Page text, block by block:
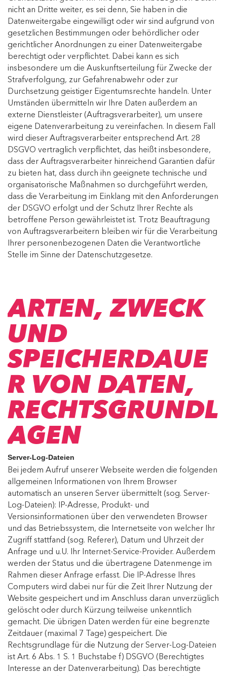
nicht an Dritte weiter, es sei denn, Sie haben in die
Datenweitergabe eingewilligt oder wir sind aufgrund von
gesetzlichen Bestimmungen oder behördlicher oder
gerichtlicher Anordnungen zu einer Datenweitergabe
berechtigt oder verpflichtet. Dabei kann es sich
insbesondere um die Auskunftserteilung für Zwecke der
Strafverfolgung, zur Gefahrenabwehr oder zur
Durchsetzung geistiger Eigentumsrechte handeln. Unter
Umständen übermitteln wir Ihre Daten außerdem an
externe Dienstleister (Auftragsverarbeiter), um unsere
eigene Datenverarbeitung zu vereinfachen. In diesem Fall
wird dieser Auftragsverarbeiter entsprechend Art. 28
DSGVO vertraglich verpflichtet, das heißt insbesondere,
dass der Auftragsverarbeiter hinreichend Garantien dafür
zu bieten hat, dass durch ihn geeignete technische und
organisatorische Maßnahmen so durchgeführt werden,
dass die Verarbeitung im Einklang mit den Anforderungen
der DSGVO erfolgt und der Schutz Ihrer Rechte als
betroffene Person gewährleistet ist. Trotz Beauftragung
von Auftragsverarbeitern bleiben wir für die Verarbeitung
Ihrer personenbezogenen Daten die Verantwortliche
Stelle im Sinne der Datenschutzgesetze.
ARTEN, ZWECK
UND
SPEICHERDAUE
R VON DATEN,
RECHTSGRUNDL
AGEN
Server-Log-Dateien
Bei jedem Aufruf unserer Webseite werden die folgenden
allgemeinen Informationen von Ihrem Browser
automatisch an unseren Server übermittelt (sog. Server-
Log-Dateien): IP-Adresse, Produkt- und
Versionsinformationen über den verwendeten Browser
und das Betriebssystem, die Internetseite von welcher Ihr
Zugriff stattfand (sog. Referer), Datum und Uhrzeit der
Anfrage und u.U. Ihr Internet-Service-Provider. Außerdem
werden der Status und die übertragene Datenmenge im
Rahmen dieser Anfrage erfasst. Die IP-Adresse Ihres
Computers wird dabei nur für die Zeit Ihrer Nutzung der
Website gespeichert und im Anschluss daran unverzüglich
gelöscht oder durch Kürzung teilweise unkenntlich
gemacht. Die übrigen Daten werden für eine begrenzte
Zeitdauer (maximal 7 Tage) gespeichert. Die
Rechtsgrundlage für die Nutzung der Server-Log-Dateien
ist Art. 6 Abs. 1 S. 1 Buchstabe f) DSGVO (Berechtigtes
Interesse an der Datenverarbeitung). Das berechtigte